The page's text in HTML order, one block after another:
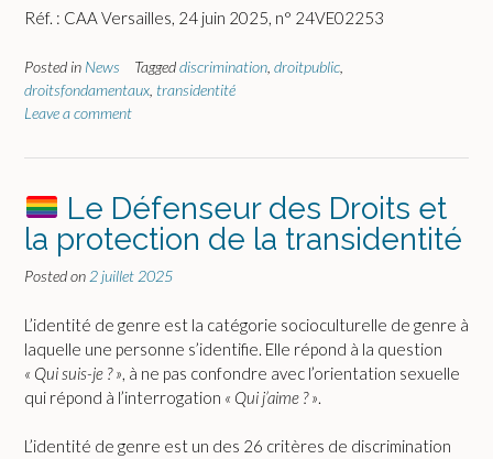
Réf. : CAA Versailles, 24 juin 2025, n° 24VE02253
Posted in News Taggeddiscrimination droitpublic
droitsfondamentaux transidentité
Leave a comment
Le Défenseur des Droits et
la protection de la transidentité
Posted on 2 juillet 2025
L’identité de genre est la catégorie socioculturelle de genre à
laquelle une personne s’identifie. Elle répond à la question
« Qui suis-je ? » , à ne pas confondre avec l’orientation sexuelle
qui répond à l’interrogation « Qui j’aime ? »
L’identité de genre est un des 26 critères de discrimination